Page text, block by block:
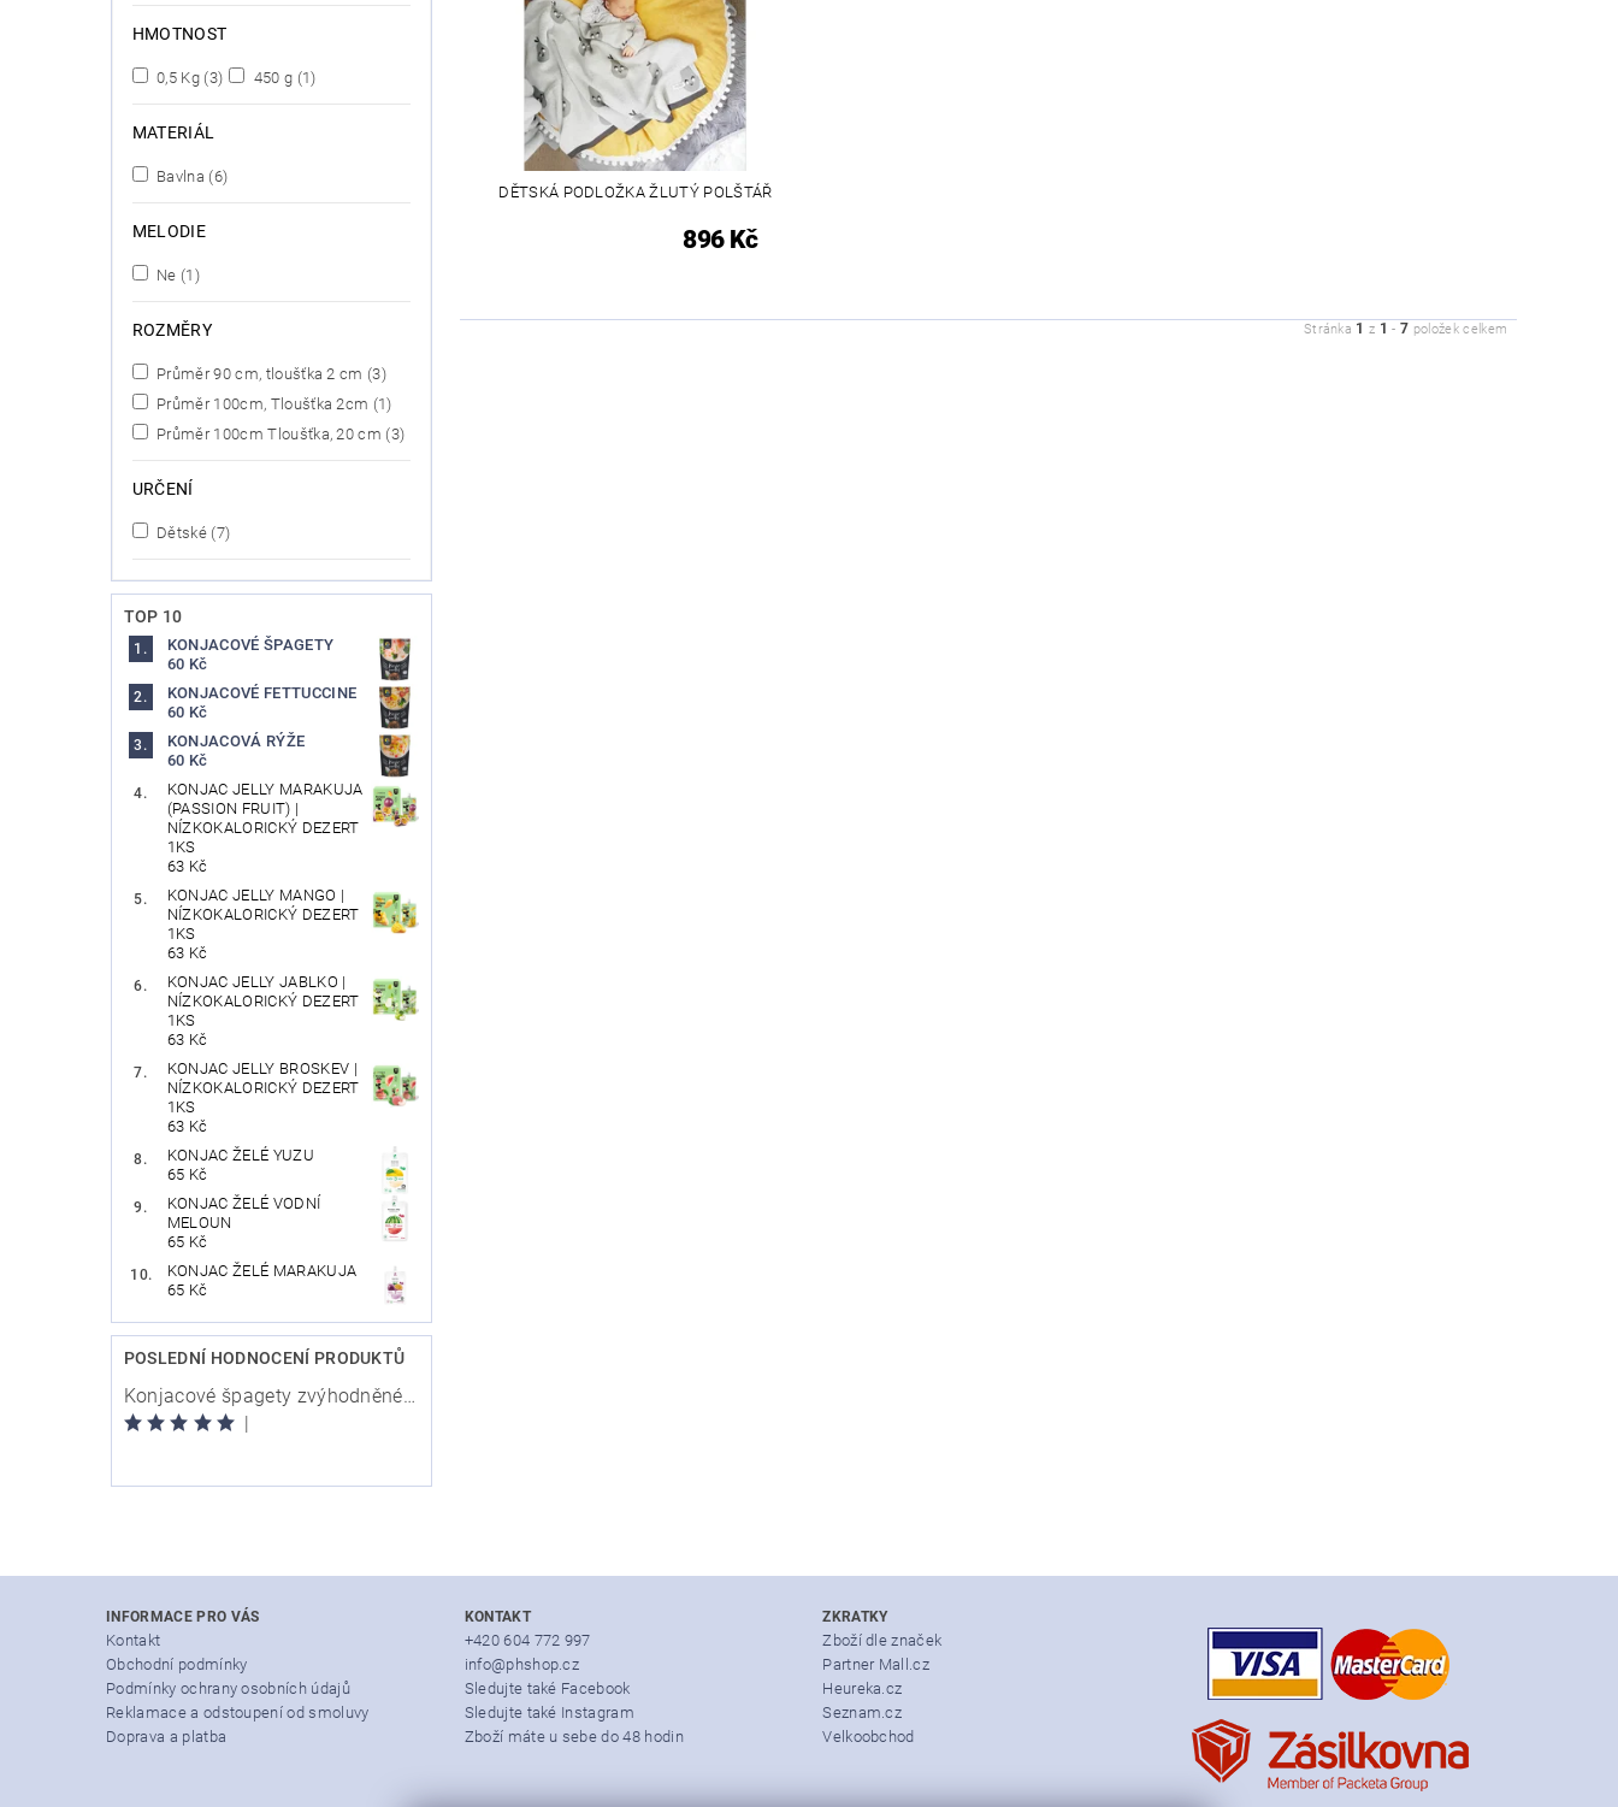
HMOTNOST
0,5 Kg (3) 450 g (1)
MATERIÁL
Bavlna (6)
MELODIE
Ne (1)
ROZMĚRY
Průměr 90 cm, tloušťka 2 cm (3)
Průměr 100cm, Tloušťka 2cm (1)
Průměr 100cm Tloušťka, 20 cm (3)
URČENÍ
Dětské (7)
TOP 10
KONJACOVÉ ŠPAGETY
60 Kč
KONJACOVÉ FETTUCCINE
60 Kč
KONJACOVÁ RÝŽE
60 Kč
KONJAC JELLY MARAKUJA
(PASSION FRUIT) |
NÍZKOKALORICKÝ DEZERT
1KS
63 Kč
KONJAC JELLY MANGO |
NÍZKOKALORICKÝ DEZERT
1KS
63 Kč
KONJAC JELLY JABLKO |
NÍZKOKALORICKÝ DEZERT
1KS
63 Kč
KONJAC JELLY BROSKEV |
NÍZKOKALORICKÝ DEZERT
1KS
63 Kč
KONJAC ŽELÉ YUZU
65 Kč
KONJAC ŽELÉ VODNÍ
MELOUN
65 Kč
KONJAC ŽELÉ MARAKUJA
65 Kč
POSLEDNÍ HODNOCENÍ PRODUKTŮ
Konjacové špagety zvýhodněné 30ks balení
|
DĚTSKÁ PODLOŽKA ŽLUTÝ POLŠTÁŘ
896 Kč
Stránka 1 z 1 -7 položek celkem
INFORMACE PRO VÁS
Kontakt
Obchodní podmínky
Podmínky ochrany osobních údajů
Reklamace a odstoupení od smoluvy
Doprava a platba
KONTAKT
+420 604 772 997
info@phshop.cz
Sledujte také Facebook
Sledujte také Instagram
Zboží máte u sebe do 48 hodin
ZKRATKY
Zboží dle značek
Partner Mall.cz
Heureka.cz
Seznam.cz
Velkoobchod